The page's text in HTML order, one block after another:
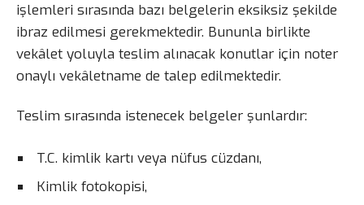
işlemleri sırasında bazı belgelerin eksiksiz şekilde
ibraz edilmesi gerekmektedir. Bununla birlikte
vekâlet yoluyla teslim alınacak konutlar için noter
onaylı vekâletname de talep edilmektedir.
Teslim sırasında istenecek belgeler şunlardır:
T.C. kimlik kartı veya nüfus cüzdanı,
Kimlik fotokopisi,